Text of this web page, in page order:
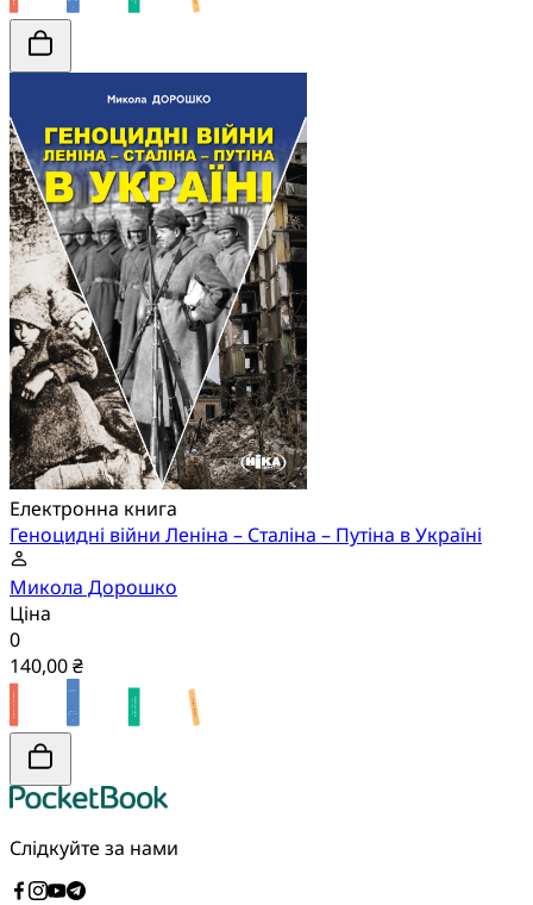
Електронна книга
Геноцидні війни Леніна – Сталіна – Путіна в Україні
Микола Дорошко
Ціна
0
140,00 ₴
Слідкуйте за нами